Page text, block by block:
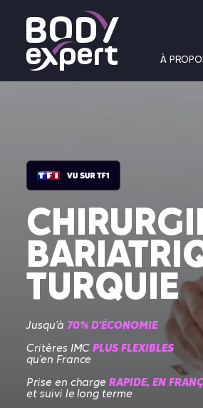
À
TURQUIE
Jusqu’à 70% D’ÉCONOMIE
Critères IMCPLUS FLEXIBLES
qu’en France
Prise en chargeRAPIDE, EN
et suivi le long terme